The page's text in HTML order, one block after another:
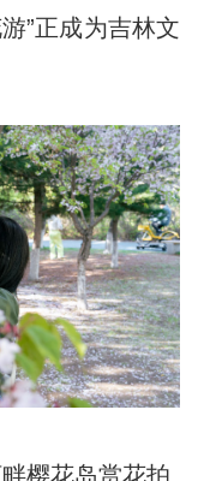
”正成为吉林文
樱花岛赏花拍